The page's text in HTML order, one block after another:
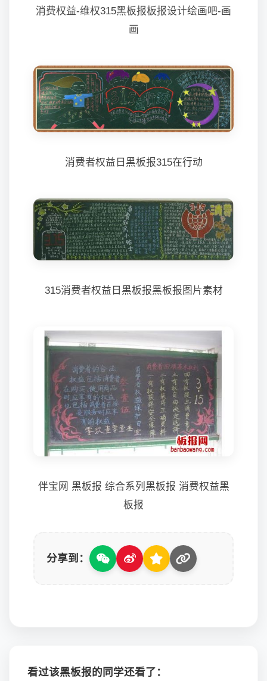
消费权益-维权315黑板报板报设计绘画吧-画
画
消费者权益日黑板报315在行动
315消费者权益日黑板报黑板报图片素材
伴宝网 黑板报 综合系列黑板报 消费权益黑
板报
分享到：
看过该黑板报的同学还看了：